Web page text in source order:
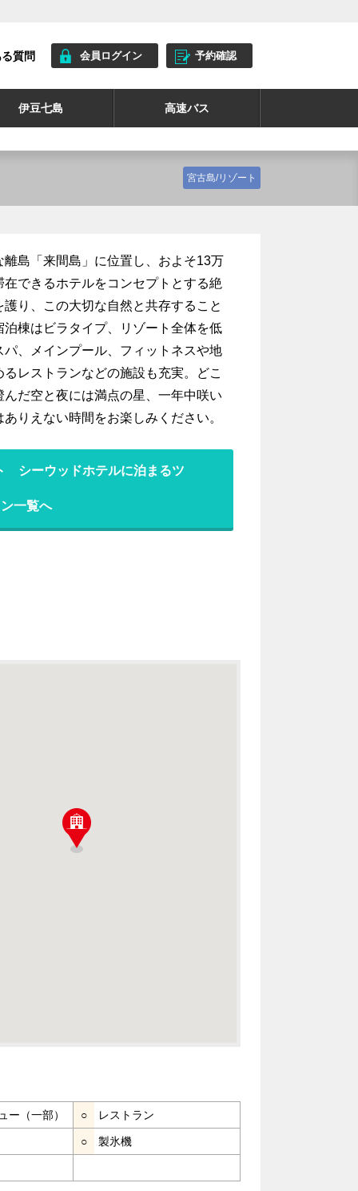
質問 会員ログイン 予約確認
伊豆七島 高速バス
宮古島/リゾート
島「来間島」に位置し、およそ13万
できるホテルをコンセプトとする絶
り、この大切な自然と共存すること
棟はビラタイプ、リゾート全体を低
、メインプール、フィットネスや地
レストランなどの施設も充実。どこ
だ空と夜には満点の星、一年中咲い
りえない時間をお楽しみください。
シーウッドホテルに泊まるツ
一覧へ
ー（一部） ○ レストラン
○ 製氷機